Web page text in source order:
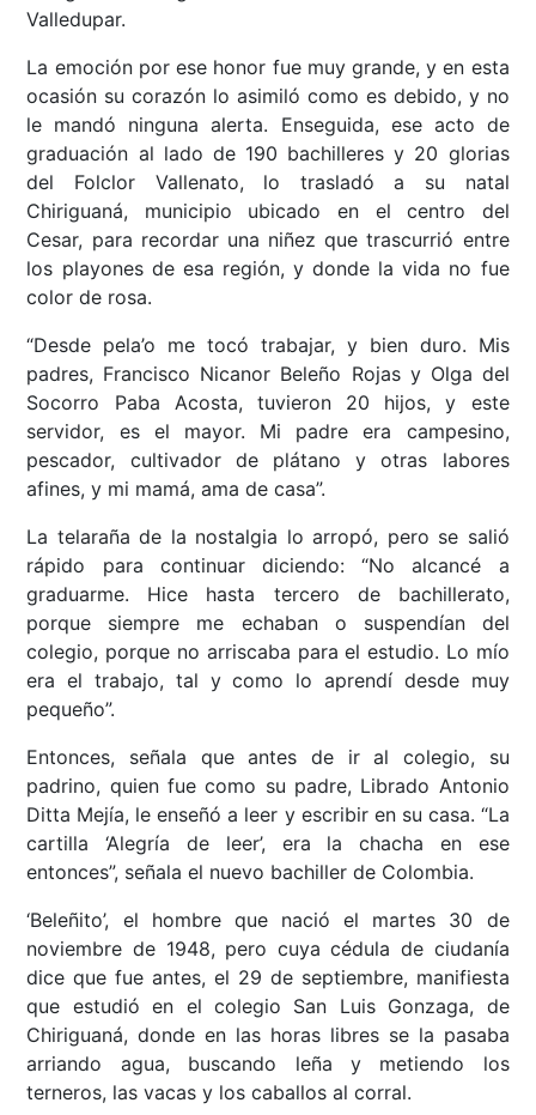
Valledupar.
La emoción por ese honor fue muy grande, y en esta
ocasión su corazón lo asimiló como es debido, y no
le mandó ninguna alerta. Enseguida, ese acto de
graduación al lado de 190 bachilleres y 20 glorias
del Folclor Vallenato, lo trasladó a su natal
Chiriguaná, municipio ubicado en el centro del
Cesar, para recordar una niñez que trascurrió entre
los playones de esa región, y donde la vida no fue
color de rosa.
“Desde pela’o me tocó trabajar, y bien duro. Mis
padres, Francisco Nicanor Beleño Rojas y Olga del
Socorro Paba Acosta, tuvieron 20 hijos, y este
servidor, es el mayor. Mi padre era campesino,
pescador, cultivador de plátano y otras labores
afines, y mi mamá, ama de casa”.
La telaraña de la nostalgia lo arropó, pero se salió
rápido para continuar diciendo: “No alcancé a
graduarme. Hice hasta tercero de bachillerato,
porque siempre me echaban o suspendían del
colegio, porque no arriscaba para el estudio. Lo mío
era el trabajo, tal y como lo aprendí desde muy
pequeño”.
Entonces, señala que antes de ir al colegio, su
padrino, quien fue como su padre, Librado Antonio
Ditta Mejía, le enseñó a leer y escribir en su casa. “La
cartilla ‘Alegría de leer’, era la chacha en ese
entonces”, señala el nuevo bachiller de Colombia.
‘Beleñito’, el hombre que nació el martes 30 de
noviembre de 1948, pero cuya cédula de ciudanía
dice que fue antes, el 29 de septiembre, manifiesta
que estudió en el colegio San Luis Gonzaga, de
Chiriguaná, donde en las horas libres se la pasaba
arriando agua, buscando leña y metiendo los
terneros, las vacas y los caballos al corral.